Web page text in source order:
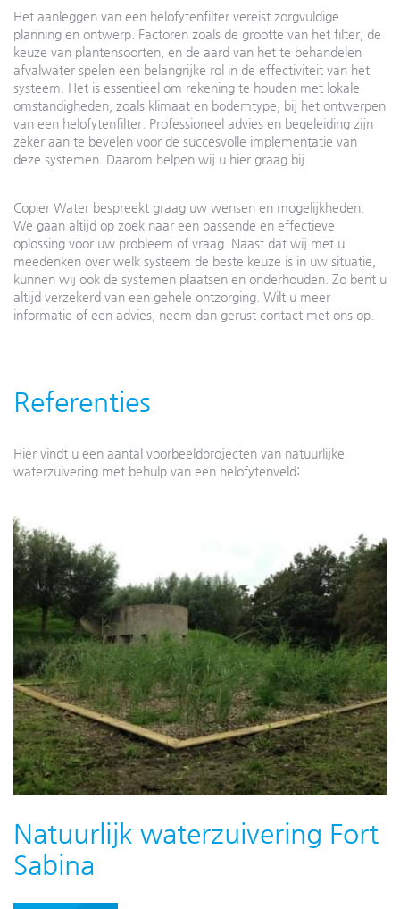
Het aanleggen van een helofytenfilter vereist zorgvuldige
planning en ontwerp. Factoren zoals de grootte van het filter, de
keuze van plantensoorten, en de aard van het te behandelen
afvalwater spelen een belangrijke rol in de effectiviteit van het
systeem. Het is essentieel om rekening te houden met lokale
omstandigheden, zoals klimaat en bodemtype, bij het ontwerpen
van een helofytenfilter. Professioneel advies en begeleiding zijn
zeker aan te bevelen voor de succesvolle implementatie van
deze systemen. Daarom helpen wij u hier graag bij.
Copier Water bespreekt graag uw wensen en mogelijkheden.
We gaan altijd op zoek naar een passende en effectieve
oplossing voor uw probleem of vraag. Naast dat wij met u
meedenken over welk systeem de beste keuze is in uw situatie,
kunnen wij ook de systemen plaatsen en onderhouden. Zo bent u
altijd verzekerd van een gehele ontzorging. Wilt u meer
informatie of een advies, neem dan gerust contact met ons op.
Referenties
Hier vindt u een aantal voorbeeldprojecten van natuurlijke
waterzuivering met behulp van een helofytenveld:
Natuurlijk waterzuivering Fort
Sabina